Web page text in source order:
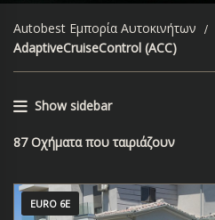
Autobest Εμπορία Αυτοκινήτων
AdaptiveCruiseControl (ACC)
Show sidebar
87 Οχήματα που ταιριάζουν
EURO 6E